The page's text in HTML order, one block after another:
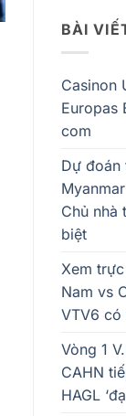
BÀI
Casinon
Europas
com
Dự đoán
Chủ nhà
biệt
Xem
Nam vs
VTV6 có
Vòng 1
CAHN
HAGL